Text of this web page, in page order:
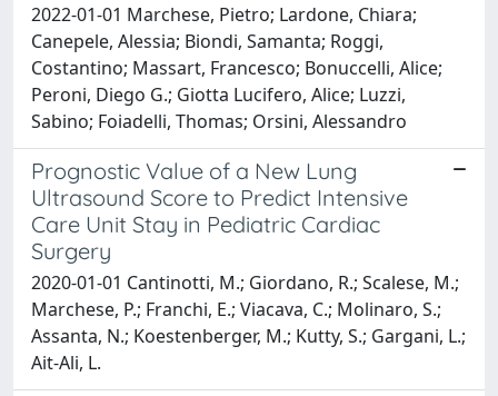
2022-01-01 Marchese, Pietro; Lardone, Chiara;
Canepele, Alessia; Biondi, Samanta; Roggi,
Costantino; Massart, Francesco; Bonuccelli, Alice;
Peroni, Diego G.; Giotta Lucifero, Alice; Luzzi,
Sabino; Foiadelli, Thomas; Orsini, Alessandro
Prognostic Value of a New Lung
Ultrasound Score to Predict Intensive
Care Unit Stay in Pediatric Cardiac
Surgery
2020-01-01 Cantinotti, M.; Giordano, R.; Scalese, M.;
Marchese, P.; Franchi, E.; Viacava, C.; Molinaro, S.;
Assanta, N.; Koestenberger, M.; Kutty, S.; Gargani, L.;
Ait-Ali, L.